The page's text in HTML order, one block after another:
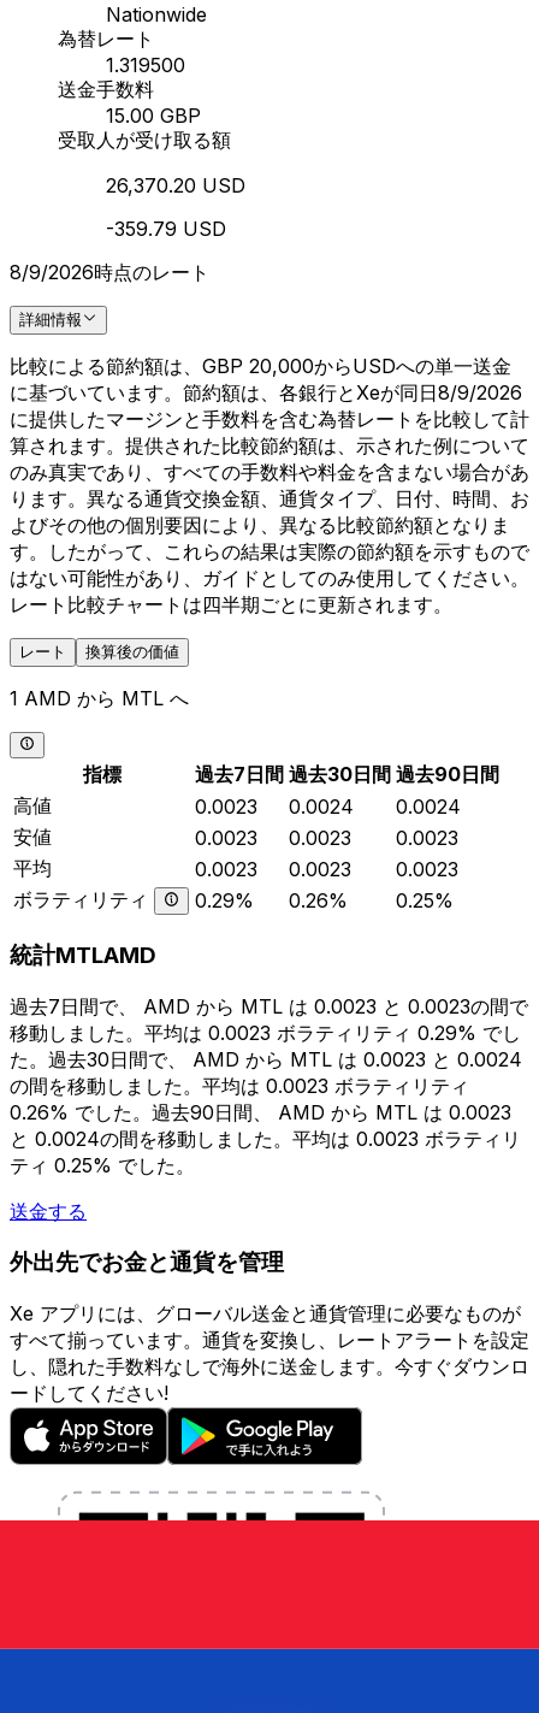
Nationwide
為替レート
1.319500
送金手数料
15.00 GBP
受取人が受け取る額
26,370.20 USD
-359.79 USD
8/9/2026時点のレート
詳細情報
比較による節約額は、GBP 20,000からUSDへの単一送金
に基づいています。節約額は、各銀行とXeが同日8/9/2026
に提供したマージンと手数料を含む為替レートを比較して計
算されます。提供された比較節約額は、示された例について
のみ真実であり、すべての手数料や料金を含まない場合があ
ります。異なる通貨交換金額、通貨タイプ、日付、時間、お
よびその他の個別要因により、異なる比較節約額となりま
す。したがって、これらの結果は実際の節約額を示すもので
はない可能性があり、ガイドとしてのみ使用してください。
レート比較チャートは四半期ごとに更新されます。
レート 換算後の価値
1 AMD から MTL へ
指標 過去7日間 過去30日間 過去90日間
高値
0.0023 0.0024
0.0024
安値
0.0023 0.0023
0.0023
平均
0.0023 0.0023
0.0023
ボラティリティ
0.29% 0.26% 0.25%
統計MTLAMD
過去7日間で、 AMD から MTL は 0.0023 と 0.0023の間で
移動しました。平均は 0.0023 ボラティリティ 0.29% でし
た。過去30日間で、 AMD から MTL は 0.0023 と 0.0024
の間を移動しました。平均は 0.0023 ボラティリティ
0.26% でした。過去90日間、 AMD から MTL は 0.0023
と 0.0024の間を移動しました。平均は 0.0023 ボラティリ
ティ 0.25% でした。
送金する
外出先でお金と通貨を管理
Xe アプリには、グローバル送金と通貨管理に必要なものが
すべて揃っています。通貨を変換し、レートアラートを設定
し、隠れた手数料なしで海外に送金します。今すぐダウンロ
ードしてください!